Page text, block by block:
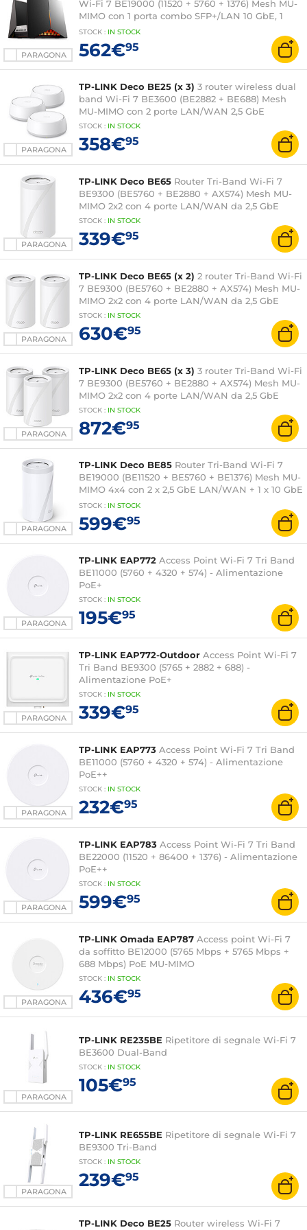
PARAGONA
Wi-Fi 7 BE19000 (11520 + 5760 + 1376) Mesh MU-
MIMO con 1 porta combo SFP+/LAN 10 GbE, 1
porta WAN/LAN 10 GbE, 4 porte LAN 2.5 GbE
STOCK : IN STOCK
562€95
PARAGONA
TP-LINK Deco BE25 (x 3) 3 router wireless dual
band Wi-Fi 7 BE3600 (BE2882 + BE688) Mesh
MU-MIMO con 2 porte LAN/WAN 2,5 GbE
STOCK : IN STOCK
358€95
PARAGONA
TP-LINK Deco BE65 Router Tri-Band Wi-Fi 7
BE9300 (BE5760 + BE2880 + AX574) Mesh MU-
MIMO 2x2 con 4 porte LAN/WAN da 2,5 GbE
STOCK : IN STOCK
339€95
PARAGONA
TP-LINK Deco BE65 (x 2) 2 router Tri-Band Wi-Fi
7 BE9300 (BE5760 + BE2880 + AX574) Mesh MU-
MIMO 2x2 con 4 porte LAN/WAN da 2,5 GbE
STOCK : IN STOCK
630€95
PARAGONA
TP-LINK Deco BE65 (x 3) 3 router Tri-Band Wi-Fi
7 BE9300 (BE5760 + BE2880 + AX574) Mesh MU-
MIMO 2x2 con 4 porte LAN/WAN da 2,5 GbE
STOCK : IN STOCK
872€95
PARAGONA
TP-LINK Deco BE85 Router Tri-Band Wi-Fi 7
BE19000 (BE11520 + BE5760 + BE1376) Mesh MU-
MIMO 4x4 con 2 x 2,5 GbE LAN/WAN + 1 x 10 GbE
LAN/WAN + 1 x 10 GbE/SFP combo LAN/WAN+
STOCK : IN STOCK
599€95
PARAGONA
TP-LINK EAP772 Access Point Wi-Fi 7 Tri Band
BE11000 (5760 + 4320 + 574) - Alimentazione
PoE+
STOCK : IN STOCK
195€95
PARAGONA
TP-LINK EAP772-Outdoor Access Point Wi-Fi 7
Tri Band BE9300 (5765 + 2882 + 688) -
Alimentazione PoE+
STOCK : IN STOCK
339€95
PARAGONA
TP-LINK EAP773 Access Point Wi-Fi 7 Tri Band
BE11000 (5760 + 4320 + 574) - Alimentazione
PoE++
STOCK : IN STOCK
232€95
PARAGONA
TP-LINK EAP783 Access Point Wi-Fi 7 Tri Band
BE22000 (11520 + 86400 + 1376) - Alimentazione
PoE++
STOCK : IN STOCK
599€95
PARAGONA
TP-LINK Omada EAP787 Access point Wi-Fi 7
da soffitto BE12000 (5765 Mbps + 5765 Mbps +
688 Mbps) PoE MU-MIMO
STOCK : IN STOCK
436€95
PARAGONA
TP-LINK RE235BE Ripetitore di segnale Wi-Fi 7
BE3600 Dual-Band
STOCK : IN STOCK
105€95
PARAGONA
TP-LINK RE655BE Ripetitore di segnale Wi-Fi 7
BE9300 Tri-Band
STOCK : IN STOCK
239€95
TP-LINK Deco BE25 Router wireless Wi-Fi 7